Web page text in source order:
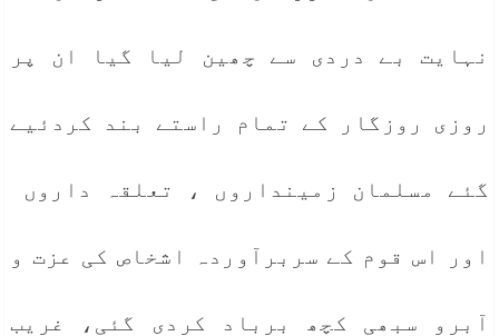
نہایت بے دردی سے چھین لیا گیا ان پر
روزی روزگار کے تمام راستے بند کردئیے
گئے مسلمان زمینداروں ، تعلقہ داروں
اور اس قوم کے سربرآوردہ اشخاص کی عزت و
آبرو سبھی کچھ برباد کردی گئی، غریب